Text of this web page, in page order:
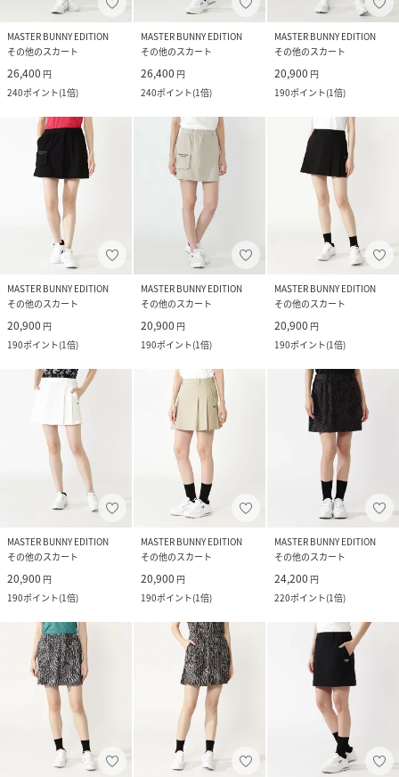
MASTER BUNNY EDITION
その他のスカート
26,400 円
240ポイント(1倍)
MASTER BUNNY EDITION
その他のスカート
26,400 円
240ポイント(1倍)
MASTER BUNNY EDITION
その他のスカート
20,900 円
190ポイント(1倍)
MASTER BUNNY EDITION
その他のスカート
20,900 円
190ポイント(1倍)
MASTER BUNNY EDITION
その他のスカート
20,900 円
190ポイント(1倍)
MASTER BUNNY EDITION
その他のスカート
20,900 円
190ポイント(1倍)
MASTER BUNNY EDITION
その他のスカート
20,900 円
190ポイント(1倍)
MASTER BUNNY EDITION
その他のスカート
20,900 円
190ポイント(1倍)
MASTER BUNNY EDITION
その他のスカート
24,200 円
220ポイント(1倍)